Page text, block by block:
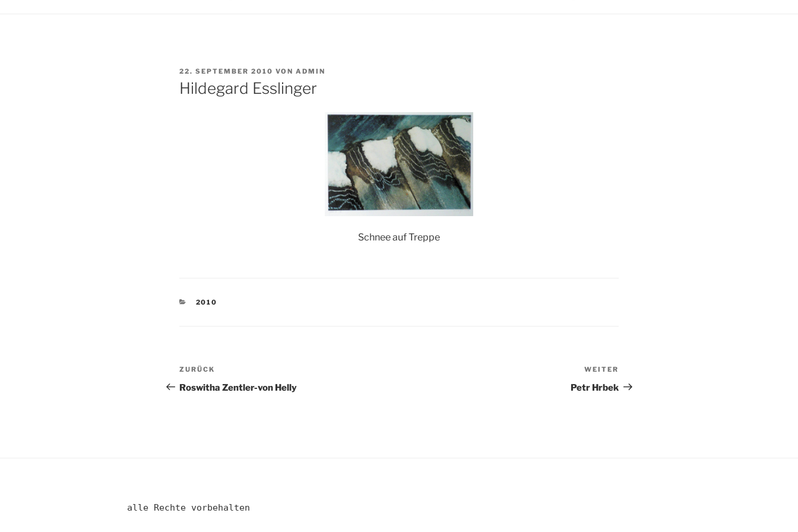
VERÖFFENTLICHT
AM
22. SEPTEMBER 2010 VON ADMIN
Hildegard Esslinger
Schnee auf Treppe
KATEGORIEN
2010
Beitragsnavigation
Vorheriger
Beitrag
ZURÜCK
Roswitha Zentler-von Helly
Beitrag
WEITER
Petr Hrbek
alle Rechte vorbehalten